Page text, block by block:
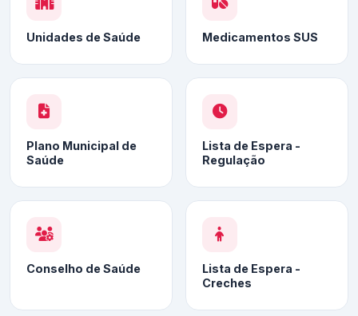
Unidades de Saúde Medicamentos SUS
Plano Municipal de
Saúde
Lista de Espera -
Regulação
Conselho de Saúde
Lista de Espera -
Creches